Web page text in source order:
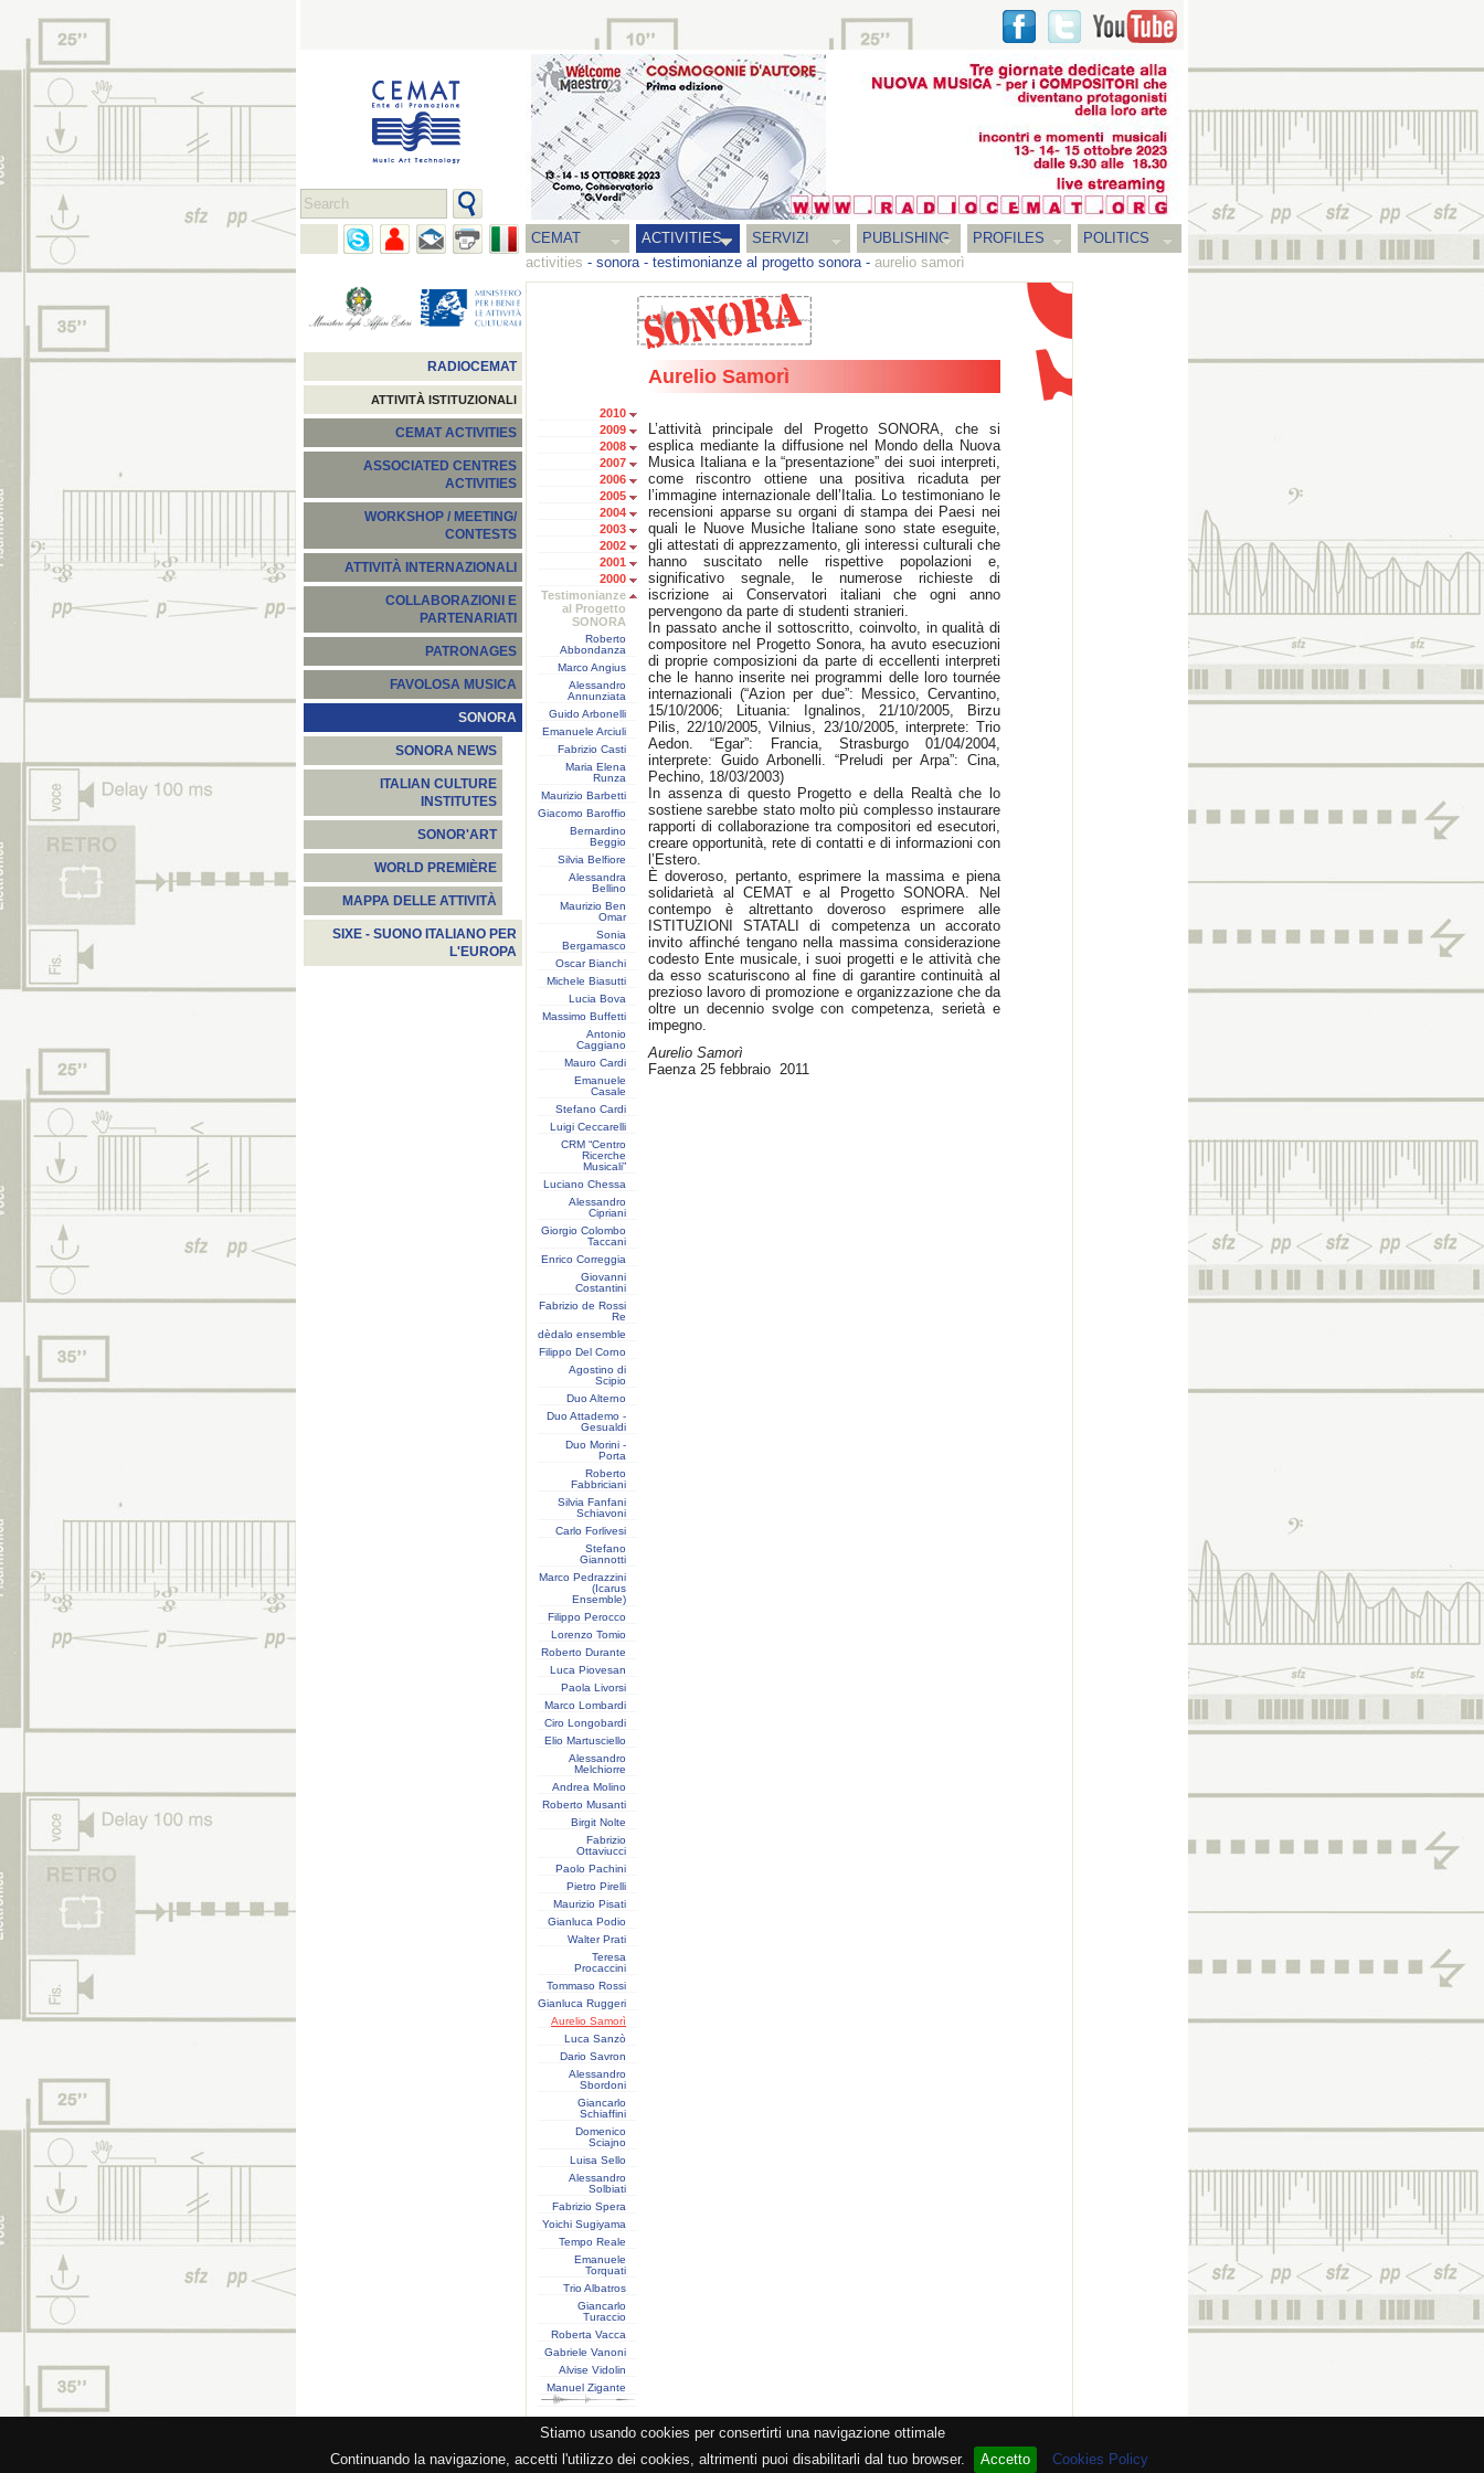
Stiamo usando cookies per consertirti una navigazione ottimale
Continuando la navigazione, accetti l'utilizzo dei cookies, altrimenti puoi disabilitarli dal tuo browser.
Accetto Cookies Policy
CEMAT ACTIVITIES SERVIZI PUBLISHING PROFILES
POLITICS
activities - sonora- testimonianze al progetto sonora- aurelio samorì
RADIOCEMAT
ATTIVITÀ ISTITUZIONALI
CEMAT ACTIVITIES
ASSOCIATED CENTRES
ACTIVITIES
WORKSHOP / MEETING/
CONTESTS
ATTIVITÀ INTERNAZIONALI
COLLABORAZIONI E
PARTENARIATI
PATRONAGES
FAVOLOSA MUSICA
SONORA
SONORA NEWS
ITALIAN CULTURE
INSTITUTES
SONOR'ART
WORLD PREMIÈRE
MAPPA DELLE ATTIVITÀ
SIXE - SUONO ITALIANO PER
L'EUROPA
2010
2009
2008
2007
2006
2005
2004
2003
2002
2001
2000
Testimonianze
al Progetto
SONORA
Roberto
Abbondanza
Marco Angius
Alessandro
Annunziata
Guido Arbonelli
Emanuele Arciuli
Fabrizio Casti
Maria Elena
Runza
Maurizio Barbetti
Giacomo Baroffio
Bernardino
Beggio
Silvia Belfiore
Alessandra
Bellino
Maurizio Ben
Omar
Sonia
Bergamasco
Oscar Bianchi
Michele Biasutti
Lucia Bova
Massimo Buffetti
Antonio
Caggiano
Mauro Cardi
Emanuele
Casale
Stefano Cardi
Luigi Ceccarelli
CRM “Centro
Ricerche
Musicali”
Luciano Chessa
Alessandro
Cipriani
Giorgio Colombo
Taccani
Enrico Correggia
Giovanni
Costantini
Fabrizio de Rossi
Re
dèdalo ensemble
Filippo Del Corno
Agostino di
Scipio
Duo Alterno
Duo Attademo -
Gesualdi
Duo Morini -
Porta
Roberto
Fabbriciani
Silvia Fanfani
Schiavoni
Carlo Forlivesi
Stefano
Giannotti
Marco Pedrazzini
(Icarus
Ensemble)
Filippo Perocco
Lorenzo Tomio
Roberto Durante
Luca Piovesan
Paola Livorsi
Marco Lombardi
Ciro Longobardi
Elio Martusciello
Alessandro
Melchiorre
Andrea Molino
Roberto Musanti
Birgit Nolte
Fabrizio
Ottaviucci
Paolo Pachini
Pietro Pirelli
Maurizio Pisati
Gianluca Podio
Walter Prati
Teresa
Procaccini
Tommaso Rossi
Gianluca Ruggeri
Aurelio Samorì
Luca Sanzò
Dario Savron
Alessandro
Sbordoni
Giancarlo
Schiaffini
Domenico
Sciajno
Luisa Sello
Alessandro
Solbiati
Fabrizio Spera
Yoichi Sugiyama
Tempo Reale
Emanuele
Torquati
Trio Albatros
Giancarlo
Turaccio
Roberta Vacca
Gabriele Vanoni
Alvise Vidolin
Manuel Zigante
Aurelio Samorì
L’attività principale del Progetto SONORA, che si
esplica mediante la diffusione nel Mondo della Nuova
Musica Italiana e la “presentazione” dei suoi interpreti,
come riscontro ottiene una positiva ricaduta per
l’immagine internazionale dell’Italia. Lo testimoniano le
recensioni apparse su organi di stampa dei Paesi nei
quali le Nuove Musiche Italiane sono state eseguite,
gli attestati di apprezzamento, gli interessi culturali che
hanno suscitato nelle rispettive popolazioni e,
significativo segnale, le numerose richieste di
iscrizione ai Conservatori italiani che ogni anno
pervengono da parte di studenti stranieri.
In passato anche il sottoscritto, coinvolto, in qualità di
compositore nel Progetto Sonora, ha avuto esecuzioni
di proprie composizioni da parte di eccellenti interpreti
che le hanno inserite nei programmi delle loro tournée
internazionali (“Azion per due”: Messico, Cervantino,
15/10/2006; Lituania: Ignalinos, 21/10/2005, Birzu
Pilis, 22/10/2005, Vilnius, 23/10/2005, interprete: Trio
Aedon. “Egar”: Francia, Strasburgo 01/04/2004,
interprete: Guido Arbonelli. “Preludi per Arpa”: Cina,
Pechino, 18/03/2003)
In assenza di questo Progetto e della Realtà che lo
sostiene sarebbe stato molto più complesso instaurare
rapporti di collaborazione tra compositori ed esecutori,
creare opportunità, rete di contatti e di informazioni con
l’Estero.
È doveroso, pertanto, esprimere la massima e piena
solidarietà al CEMAT e al Progetto SONORA. Nel
contempo è altrettanto doveroso esprimere alle
ISTITUZIONI STATALI di competenza un accorato
invito affinché tengano nella massima considerazione
codesto Ente musicale, i suoi progetti e le attività che
da esso scaturiscono al fine di garantire continuità al
prezioso lavoro di promozione e organizzazione che da
oltre un decennio svolge con competenza, serietà e
impegno.
Aurelio Samorì
Faenza 25 febbraio 2011
- PI 05362381005 - Lic. SIAE 2552/1/2523 - Visitor # 93.964.765